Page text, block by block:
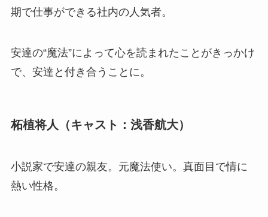
期で仕事ができる社内の人気者。
安達の“魔法”によって心を読まれたことがきっかけ
で、安達と付き合うことに。
柘植将人（キャスト：浅香航大）
小説家で安達の親友。元魔法使い。真面目で情に
熱い性格。